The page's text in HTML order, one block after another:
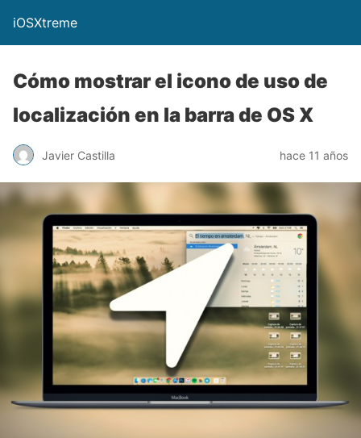
iOSXtreme
Cómo mostrar el icono de uso de
localización en la barra de OS X
Javier Castilla hace 11 años